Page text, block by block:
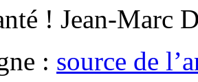
! Jean-Marc
: source de